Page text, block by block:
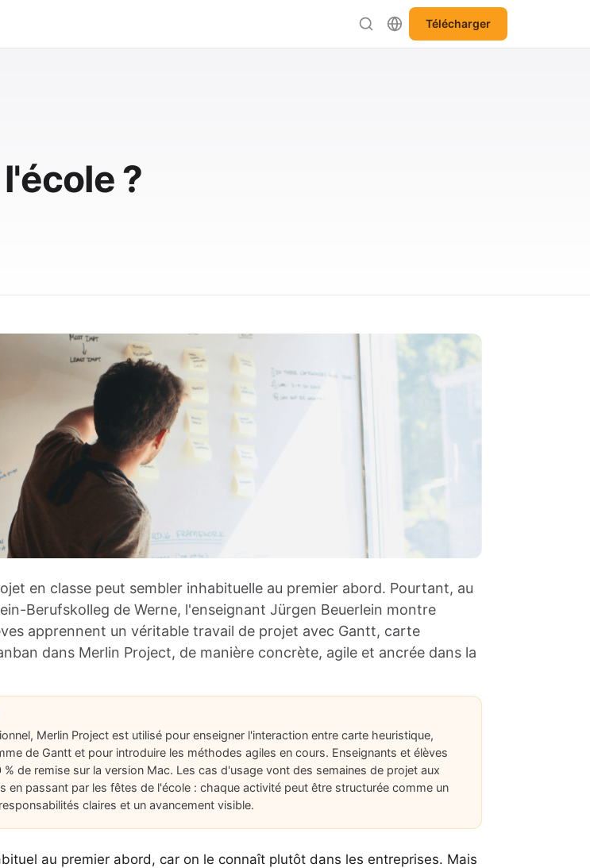
Télécharger
?
en classe peut sembler inhabituelle au premier abord. Pourtant, au
Berufskolleg de Werne, l'enseignant Jürgen Beuerlein montre
apprennent un véritable travail de projet avec Gantt, carte
dans Merlin Project, de manière concrète, agile et ancrée dans la
Merlin Project est utilisé pour enseigner l'interaction entre carte heuristique,
de Gantt et pour introduire les méthodes agiles en cours. Enseignants et élèves
% de remise sur la version Mac. Les cas d'usage vont des semaines de projet aux
en passant par les fêtes de l'école : chaque activité peut être structurée comme un
claires et un avancement visible.
au premier abord, car on le connaît plutôt dans les entreprises. Mais